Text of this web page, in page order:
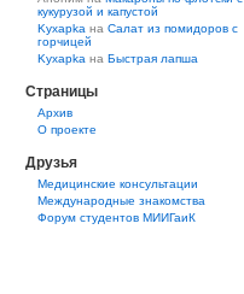
кукурузой и капустой
Kyxapka на Салат из помидоров с
горчицей
Kyxapka на Быстрая лапша
Страницы
Aрхив
О проекте
Друзья
Медицинские консультации
Международные знакомства
Форум студентов МИИГаиК